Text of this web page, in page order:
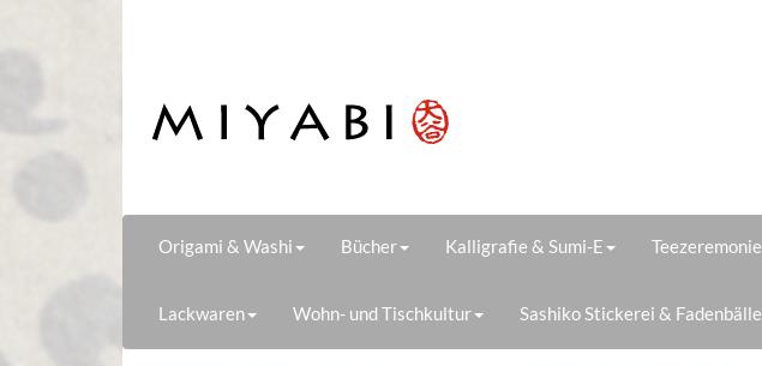
Origami & Washi Bücher Kalligrafie & Sumi-E Teezeremonie
Lackwaren Wohn- und Tischkultur Sashiko Stickerei & Fadenbälle